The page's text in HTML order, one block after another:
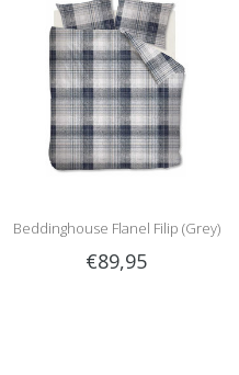
Beddinghouse Flanel Filip (Grey)
€89,95